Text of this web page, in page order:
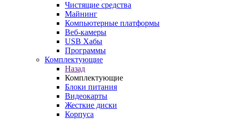
Чистящие средства
Майнинг
Компьютерные платформы
Веб-камеры
USB Хабы
Программы
Комплектующие
Назад
Комплектующие
Блоки питания
Видеокарты
Жесткие диски
Корпуса